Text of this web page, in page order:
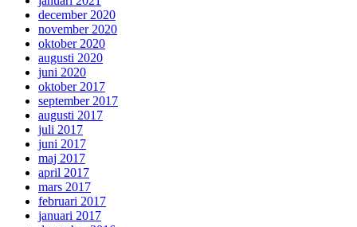
december 2020
november 2020
oktober 2020
augusti 2020
juni 2020
oktober 2017
september 2017
augusti 2017
juli 2017
juni 2017
maj 2017
april 2017
mars 2017
februari 2017
januari 2017